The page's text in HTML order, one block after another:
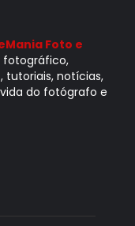
Foto e
fotográfico,
tutoriais, notícias,
do fotógrafo e